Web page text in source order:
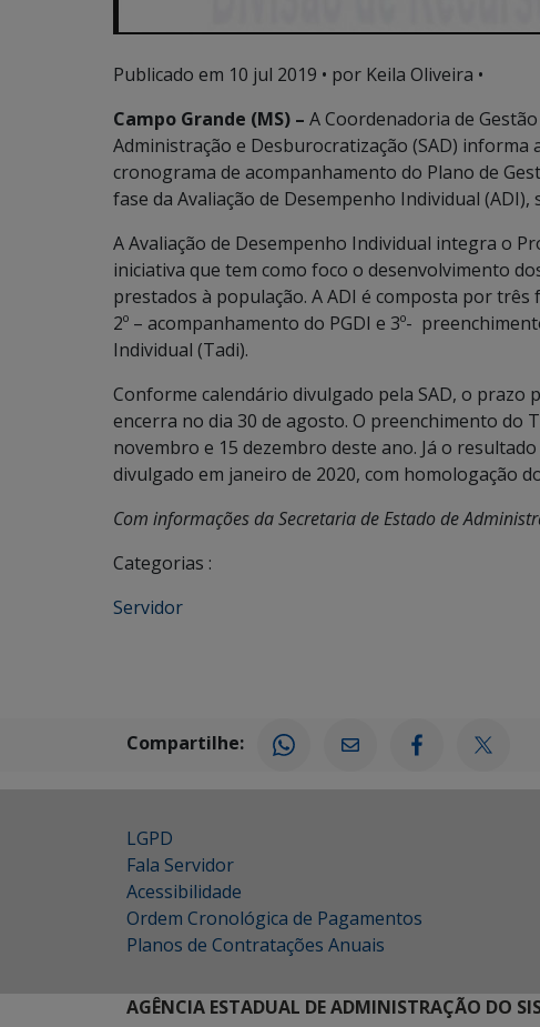
Publicado em 10 jul 2019 • por Keila Oliveira •
Campo Grande (MS) – A Coordenadoria de
Administração e Desburocratização (SAD)
cronograma de acompanhamento do Plano de
fase da Avaliação de Desempenho Individual
A Avaliação de Desempenho Individual integra o
iniciativa que tem como foco o desenvolvimento
prestados à população. A ADI é composta por três
2º – acompanhamento do PGDI e 3º-
Individual (Tadi).
Conforme calendário divulgado pela SAD, o prazo
encerra no dia 30 de agosto. O preenchimento do
novembro e 15 dezembro deste ano. Já o
divulgado em janeiro de 2020, com homologação
Com informações da Secretaria de Estado de
Categorias :
Servidor
Compartilhe:
LGPD
Fala Servidor
Acessibilidade
Ordem Cronológica de Pagamentos
Planos de Contratações Anuais
AGÊNCIA ESTADUAL DE ADMINISTRAÇÃO DO